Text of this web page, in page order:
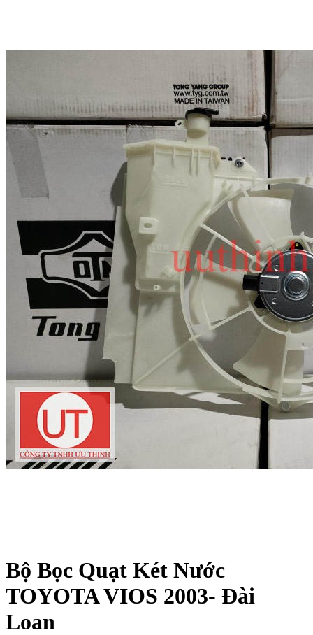
Bộ Bọc Quạt Két Nước
TOYOTA VIOS 2003- Đài
Loan